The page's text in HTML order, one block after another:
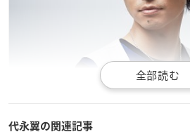
代永翼の関連記事